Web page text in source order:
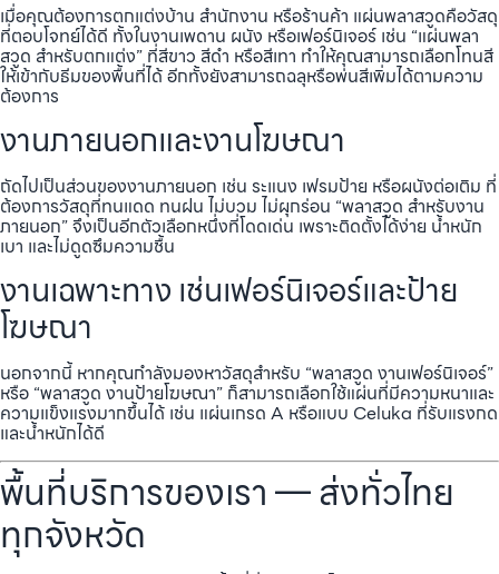
เมื่อคุณต้องการตกแต่งบ้าน สำนักงาน หรือร้านค้า แผ่นพลาสวูดคือวัสดุ
ที่ตอบโจทย์ได้ดี ทั้งในงานเพดาน ผนัง หรือเฟอร์นิเจอร์ เช่น “แผ่นพลา
สวูด สำหรับตกแต่ง” ที่สีขาว สีดำ หรือสีเทา ทำให้คุณสามารถเลือกโทนสี
ให้เข้ากับธีมของพื้นที่ได้ อีกทั้งยังสามารถฉลุหรือพ่นสีเพิ่มได้ตามความ
ต้องการ
งานภายนอกและงานโฆษณา
ถัดไปเป็นส่วนของงานภายนอก เช่น ระแนง เฟรมป้าย หรือผนังต่อเติม ที่
ต้องการวัสดุที่ทนแดด ทนฝน ไม่บวม ไม่ผุกร่อน “พลาสวูด สำหรับงาน
ภายนอก” จึงเป็นอีกตัวเลือกหนึ่งที่โดดเด่น เพราะติดตั้งได้ง่าย น้ำหนัก
เบา และไม่ดูดซึมความชื้น
งานเฉพาะทาง เช่นเฟอร์นิเจอร์และป้าย
โฆษณา
นอกจากนี้ หากคุณกำลังมองหาวัสดุสำหรับ “พลาสวูด งานเฟอร์นิเจอร์”
หรือ “พลาสวูด งานป้ายโฆษณา” ก็สามารถเลือกใช้แผ่นที่มีความหนาและ
ความแข็งแรงมากขึ้นได้ เช่น แผ่นเกรด A หรือแบบ Celuka ที่รับแรงกด
และน้ำหนักได้ดี
พื้นที่บริการของเรา — ส่งทั่วไทย
ทุกจังหวัด